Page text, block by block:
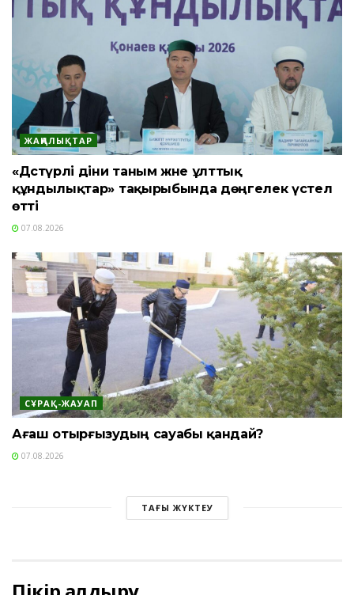
ЖАҢАЛЫҚТАР
«Дәстүрлі діни таным және ұлттық
құндылықтар» тақырыбында дөңгелек үстел
өтті
07.08.2026
СҰРАҚ-ЖАУАП
Ағаш отырғызудың сауабы қандай?
07.08.2026
ТАҒЫ ЖҮКТЕУ